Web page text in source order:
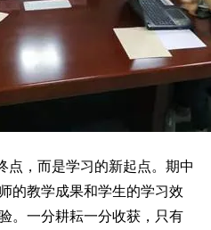
，而是学习的新起点。期中
的教学成果和学生的学习效
。一分耕耘一分收获，只有